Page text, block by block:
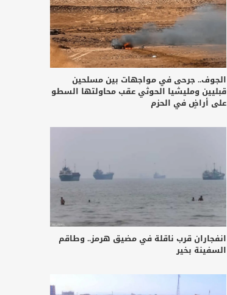
الجوف.. جرحى في مواجهات بين مسلحين
قبليين ومليشيا الحوثي عقب محاولتها السطو
على أراضٍ في الحزم
انفجاران قرب ناقلة في مضيق هرمز.. وطاقم
السفينة بخير